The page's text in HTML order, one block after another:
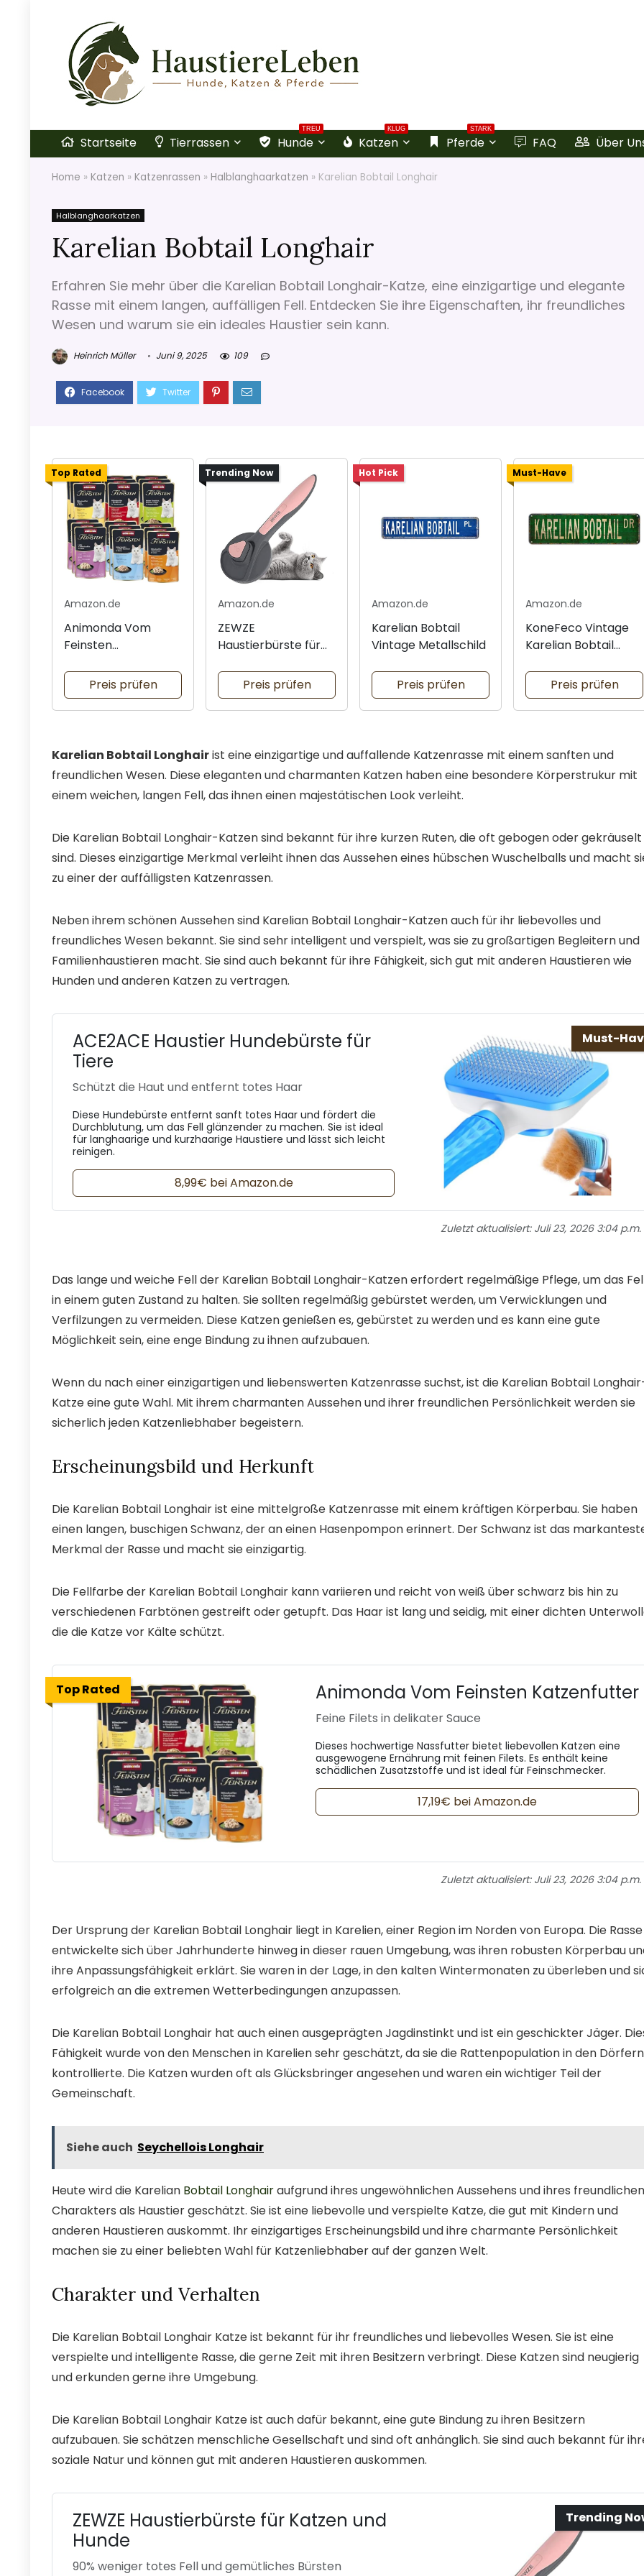
Startseite Tierrassen
TREU
Hunde
KLUG
Katzen
STARK
Pferde FAQ Über
Home » Katzen » Katzenrassen » Halblanghaarkatzen » Karelian Bobtail Longhair
Halblanghaarkatzen
Karelian Bobtail Longhair
Erfahren Sie mehr über die Karelian Bobtail Longhair-Katze, eine einzigartige und elegante
Rasse mit einem langen, auffälligen Fell. Entdecken Sie ihre Eigenschaften, ihr freundliches
Wesen und warum sie ein ideales Haustier sein kann.
Heinrich Müller Juni 9, 2025 109
Top Rated
Amazon.de
Animonda Vom
Feinsten
Preis prüfen
Trending Now
Amazon.de
ZEWZE
Haustierbürste für
Preis prüfen
Hot Pick
Amazon.de
Karelian Bobtail
Vintage Metallschild
Preis prüfen
Must-Have
Amazon.de
KoneFeco Vintage
Karelian Bobtail
Preis prüfen
Karelian Bobtail Longhairist eine einzigartige und auffallende Katzenrasse mit einem sanften und
freundlichen Wesen. Diese eleganten und charmanten Katzen haben eine besondere Körperstrukur mit
einem weichen, langen Fell, das ihnen einen majestätischen Look verleiht.
Die Karelian Bobtail Longhair-Katzen sind bekannt für ihre kurzen Ruten, die oft gebogen oder gekräuselt
sind. Dieses einzigartige Merkmal verleiht ihnen das Aussehen eines hübschen Wuschelballs und macht
zu einer der auffälligsten Katzenrassen.
Neben ihrem schönen Aussehen sind Karelian Bobtail Longhair-Katzen auch für ihr liebevolles und
freundliches Wesen bekannt. Sie sind sehr intelligent und verspielt, was sie zu großartigen Begleitern und
Familienhaustieren macht. Sie sind auch bekannt für ihre Fähigkeit, sich gut mit anderen Haustieren wie
Hunden und anderen Katzen zu vertragen.
Must-
ACE2ACE Haustier Hundebürste für
Tiere
Schützt die Haut und entfernt totes Haar
Diese Hundebürste entfernt sanft totes Haar und fördert die
Durchblutung, um das Fell glänzender zu machen. Sie ist ideal
für langhaarige und kurzhaarige Haustiere und lässt sich leicht
reinigen.
8,99€ bei Amazon.de
Zuletzt aktualisiert: Juli 23, 2026 3:04 p.m.
Das lange und weiche Fell der Karelian Bobtail Longhair-Katzen erfordert regelmäßige Pflege, um das
in einem guten Zustand zu halten. Sie sollten regelmäßig gebürstet werden, um Verwicklungen und
Verfilzungen zu vermeiden. Diese Katzen genießen es, gebürstet zu werden und es kann eine gute
Möglichkeit sein, eine enge Bindung zu ihnen aufzubauen.
Wenn du nach einer einzigartigen und liebenswerten Katzenrasse suchst, ist die Karelian Bobtail
Katze eine gute Wahl. Mit ihrem charmanten Aussehen und ihrer freundlichen Persönlichkeit werden sie
sicherlich jeden Katzenliebhaber begeistern.
Erscheinungsbild und Herkunft
Die Karelian Bobtail Longhair ist eine mittelgroße Katzenrasse mit einem kräftigen Körperbau. Sie haben
einen langen, buschigen Schwanz, der an einen Hasenpompon erinnert. Der Schwanz ist das
Merkmal der Rasse und macht sie einzigartig.
Die Fellfarbe der Karelian Bobtail Longhair kann variieren und reicht von weiß über schwarz bis hin zu
verschiedenen Farbtönen gestreift oder getupft. Das Haar ist lang und seidig, mit einer dichten
die die Katze vor Kälte schützt.
Top Rated Animonda Vom Feinsten Katzenfutter
Feine Filets in delikater Sauce
Dieses hochwertige Nassfutter bietet liebevollen Katzen eine
ausgewogene Ernährung mit feinen Filets. Es enthält keine
schädlichen Zusatzstoffe und ist ideal für Feinschmecker.
17,19€ bei Amazon.de
Zuletzt aktualisiert: Juli 23, 2026 3:04 p.m.
Der Ursprung der Karelian Bobtail Longhair liegt in Karelien, einer Region im Norden von Europa. Die Rasse
entwickelte sich über Jahrhunderte hinweg in dieser rauen Umgebung, was ihren robusten Körperbau
ihre Anpassungsfähigkeit erklärt. Sie waren in der Lage, in den kalten Wintermonaten zu überleben und
erfolgreich an die extremen Wetterbedingungen anzupassen.
Die Karelian Bobtail Longhair hat auch einen ausgeprägten Jagdinstinkt und ist ein geschickter Jäger.
Fähigkeit wurde von den Menschen in Karelien sehr geschätzt, da sie die Rattenpopulation in den Dörfern
kontrollierte. Die Katzen wurden oft als Glücksbringer angesehen und waren ein wichtiger Teil der
Gemeinschaft.
Siehe auch Seychellois Longhair
Heute wird die Karelian Bobtail Longhairaufgrund ihres ungewöhnlichen Aussehens und ihres freundlichen
Charakters als Haustier geschätzt. Sie ist eine liebevolle und verspielte Katze, die gut mit Kindern und
anderen Haustieren auskommt. Ihr einzigartiges Erscheinungsbild und ihre charmante Persönlichkeit
machen sie zu einer beliebten Wahl für Katzenliebhaber auf der ganzen Welt.
Charakter und Verhalten
Die Karelian Bobtail Longhair Katze ist bekannt für ihr freundliches und liebevolles Wesen. Sie ist eine
verspielte und intelligente Rasse, die gerne Zeit mit ihren Besitzern verbringt. Diese Katzen sind neugierig
und erkunden gerne ihre Umgebung.
Die Karelian Bobtail Longhair Katze ist auch dafür bekannt, eine gute Bindung zu ihren Besitzern
aufzubauen. Sie schätzen menschliche Gesellschaft und sind oft anhänglich. Sie sind auch bekannt für
soziale Natur und können gut mit anderen Haustieren auskommen.
Trending
ZEWZE Haustierbürste für Katzen und
Hunde
90% weniger totes Fell und gemütliches Bürsten